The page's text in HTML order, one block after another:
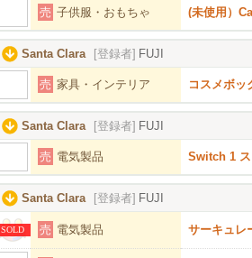
売 子供服・おもちゃ (未使用）
Santa Clara [登録者] FUJI
売 家具・インテリア コスメボッ
Santa Clara [登録者] FUJI
売 電気製品 Switch 1 ス
Santa Clara [登録者] FUJI
SOLD 売 電気製品 サーキュレ